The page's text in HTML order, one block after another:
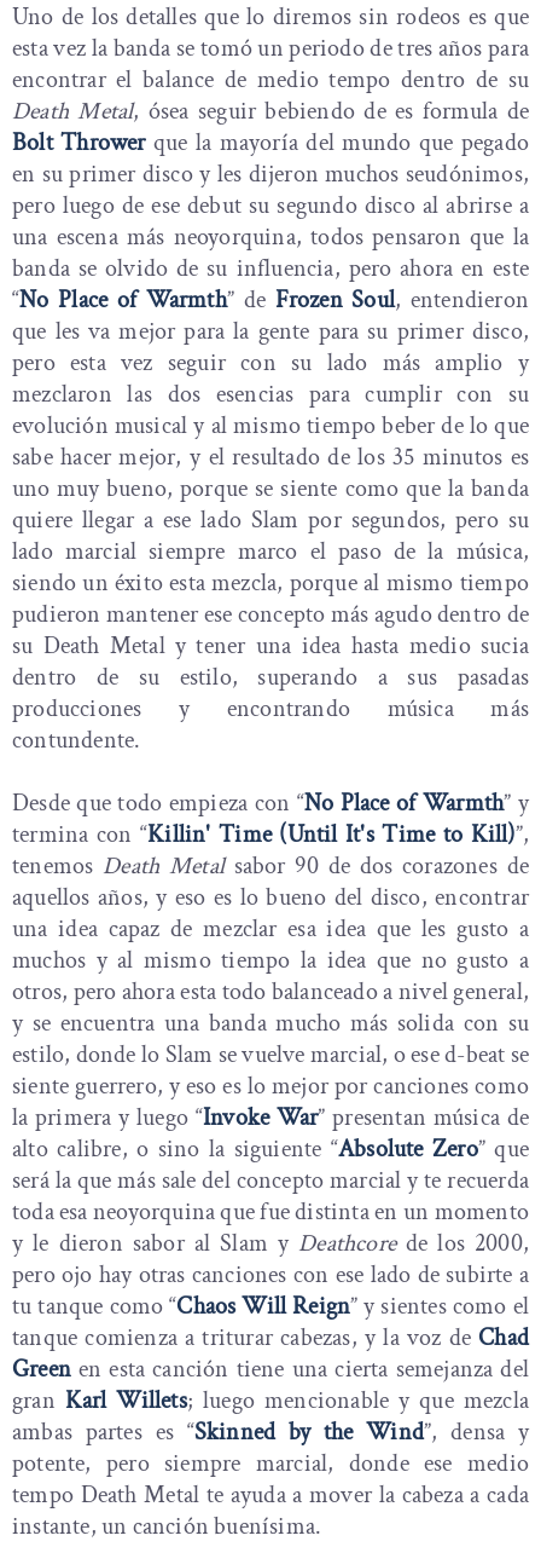
Uno de los detalles que lo diremos sin rodeos es que
esta vez la banda se tomó un periodo de tres años para
encontrar el balance de medio tempo dentro de su
Death Metal, ósea seguir bebiendo de es formula de
Bolt Throwerque la mayoría del mundo que pegado
en su primer disco y les dijeron muchos seudónimos,
pero luego de ese debut su segundo disco al abrirse a
una escena más neoyorquina, todos pensaron que la
banda se olvido de su influencia, pero ahora en este
“No Place of Warmth” de Frozen Soul, entendieron
que les va mejor para la gente para su primer disco,
pero esta vez seguir con su lado más amplio y
mezclaron las dos esencias para cumplir con su
evolución musical y al mismo tiempo beber de lo que
sabe hacer mejor, y el resultado de los 35 minutos es
uno muy bueno, porque se siente como que la banda
quiere llegar a ese lado Slam por segundos, pero su
lado marcial siempre marco el paso de la música,
siendo un éxito esta mezcla, porque al mismo tiempo
pudieron mantener ese concepto más agudo dentro de
su Death Metal y tener una idea hasta medio sucia
dentro de su estilo, superando a sus pasadas
producciones y encontrando música más
contundente.
Desde que todo empieza con “No Place of Warmth” y
termina con “Killin' Time (Until It's Time to Kill)”,
tenemos Death Metalsabor 90 de dos corazones de
aquellos años, y eso es lo bueno del disco, encontrar
una idea capaz de mezclar esa idea que les gusto a
muchos y al mismo tiempo la idea que no gusto a
otros, pero ahora esta todo balanceado a nivel general,
y se encuentra una banda mucho más solida con su
estilo, donde lo Slam se vuelve marcial, o ese d-beat se
siente guerrero, y eso es lo mejor por canciones como
la primera y luego “Invoke War” presentan música de
alto calibre, o sino la siguiente “Absolute Zero” que
será la que más sale del concepto marcial y te recuerda
toda esa neoyorquina que fue distinta en un momento
y le dieron sabor al Slam y Deathcorede los 2000,
pero ojo hay otras canciones con ese lado de subirte a
tu tanque como “Chaos Will Reign” y sientes como el
tanque comienza a triturar cabezas, y la voz deChad
Green en esta canción tiene una cierta semejanza del
gran Karl Willets; luego mencionable y que mezcla
ambas partes es “Skinned by the Wind”, densa y
potente, pero siempre marcial, donde ese medio
tempo Death Metal te ayuda a mover la cabeza a cada
instante, un canción buenísima.